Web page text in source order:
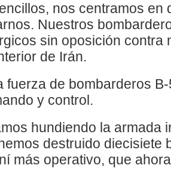
nos centramos en
Nuestros
sin oposición contra
de Irán.
fuerza de bombarderos
y control.
hundiendo la armada
destruido diecisiete
más operativo, que